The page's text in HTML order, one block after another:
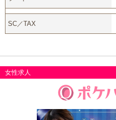
SC／TAX
女性求人